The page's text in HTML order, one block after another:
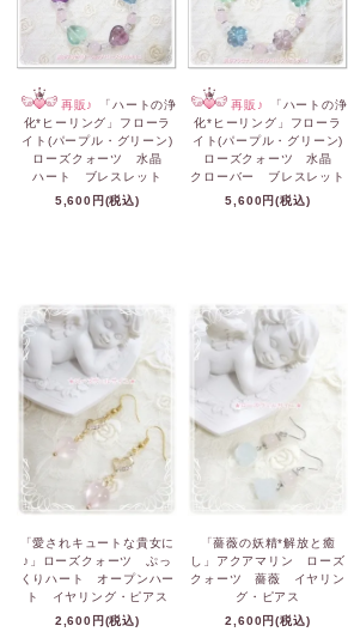
再販♪
「ハートの浄
化*ヒーリング」フローラ
イト(パープル・グリーン)
ローズクォーツ 水晶
ハート ブレスレット
5,600円(税込)
再販♪
「ハートの浄
化*ヒーリング」フローラ
イト(パープル・グリーン)
ローズクォーツ 水晶
クローバー ブレスレット
5,600円(税込)
「愛されキュートな貴女に
♪」ローズクォーツ ぷっ
くりハート オープンハー
ト イヤリング・ピアス
2,600円(税込)
「薔薇の妖精*解放と癒
し」アクアマリン ローズ
クォーツ 薔薇 イヤリン
グ・ピアス
2,600円(税込)